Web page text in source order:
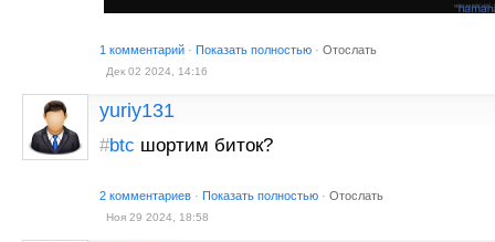
1 комментарий · Показать полностью · Отослать
Дек 02 2024, 14:16
yuriy131
#btc шортим биток?
2 комментариев · Показать полностью · Отослать
Ноя 29 2024, 18:58